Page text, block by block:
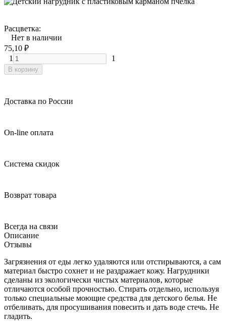
Расцветка:
Нет в наличии
75,10 ₽
1
1
В корзину
Доставка по России
On-line оплата
Система скидок
Возврат товара
Всегда на связи
Описание
Отзывы
Загрязнения от еды легко удаляются или отстирываются, а сам
материал быстро сохнет и не раздражает кожу. Нагрудники
сделаны из экологически чистых материалов, которые
отличаются особой прочностью. Стирать отдельно, используя
только специальные моющие средства для детского белья. Не
отбеливать, для просушивания повесить и дать воде стечь. Не
гладить.